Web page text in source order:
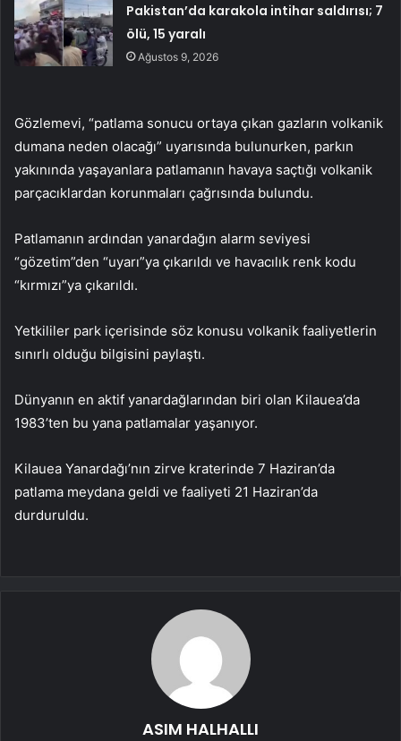
Pakistan’da karakola intihar saldırısı; 7
ölü, 15 yaralı
Ağustos 9, 2026
Gözlemevi, “patlama sonucu ortaya çıkan gazların volkanik
dumana neden olacağı” uyarısında bulunurken, parkın
yakınında yaşayanlara patlamanın havaya saçtığı volkanik
parçacıklardan korunmaları çağrısında bulundu.
Patlamanın ardından yanardağın alarm seviyesi
“gözetim”den “uyarı”ya çıkarıldı ve havacılık renk kodu
“kırmızı”ya çıkarıldı.
Yetkililer park içerisinde söz konusu volkanik faaliyetlerin
sınırlı olduğu bilgisini paylaştı.
Dünyanın en aktif yanardağlarından biri olan Kilauea’da
1983’ten bu yana patlamalar yaşanıyor.
Kilauea Yanardağı’nın zirve kraterinde 7 Haziran’da
patlama meydana geldi ve faaliyeti 21 Haziran’da
durduruldu.
ASIM HALHALLI